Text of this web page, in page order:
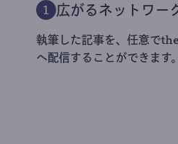
1 広がるネットワー
執筆した記事を、任意で
へ配信することができます。